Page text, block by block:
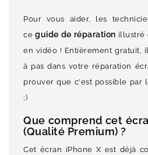
Pour vous aider, les
ceguide de réparation illustré
en vidéo ! Entièrement gratuit,
à pas dans votre réparation
prouver que c'est possible par
;)
Que comprend cet
(Qualité Premium) ?
Cet écran iPhone X est déjà